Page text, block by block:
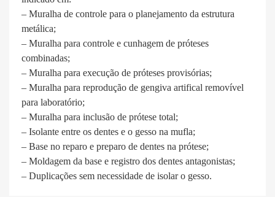
– Muralha de controle para o planejamento da estrutura
metálica;
– Muralha para controle e cunhagem de próteses
combinadas;
– Muralha para execução de próteses provisórias;
– Muralha para reprodução de gengiva artifical removível
para laboratório;
– Muralha para inclusão de prótese total;
– Isolante entre os dentes e o gesso na mufla;
– Base no reparo e preparo de dentes na prótese;
– Moldagem da base e registro dos dentes antagonistas;
– Duplicações sem necessidade de isolar o gesso.